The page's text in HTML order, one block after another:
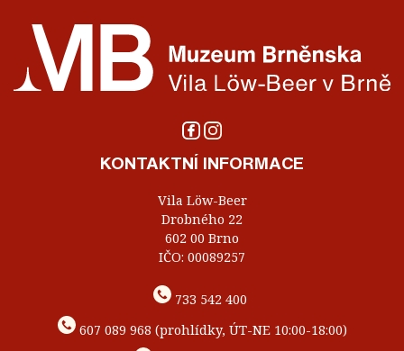
KONTAKTNÍ INFORMACE
Vila Löw-Beer
Drobného 22
602 00 Brno
IČO: 00089257
733 542 400
607 089 968 (prohlídky, ÚT-NE 10:00-18:00)